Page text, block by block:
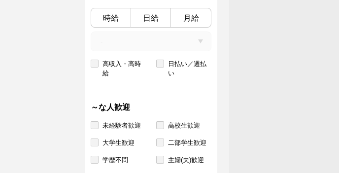
時給 日給 月給
高収入・高時
給
日払い／週払
い
～な人歓迎
未経験者歓迎 高校生歓迎
大学生歓迎 二部学生歓迎
学歴不問 主婦(夫)歓迎